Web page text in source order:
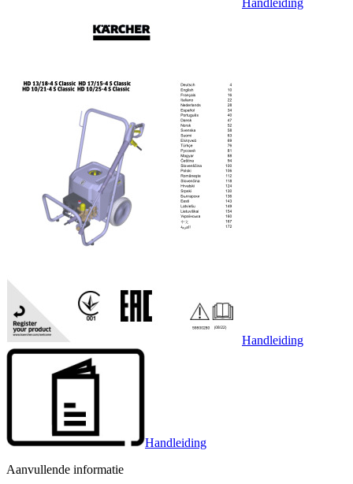
Handleiding
Handleiding
Handleiding
Aanvullende informatie